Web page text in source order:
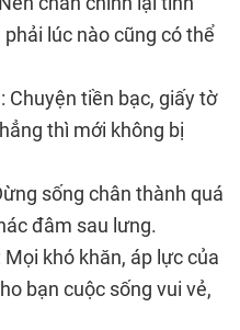
lúc nào cũng có thể
tiền bạc, giấy tờ
thì mới không bị
sống chân thành quá
đâm sau lưng.
khó khăn, áp lực của
bạn cuộc sống vui vẻ,